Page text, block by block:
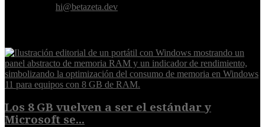
hi@betazeta.dev
Los 8 GB vuelven a ser el estándar y
Microsoft se...